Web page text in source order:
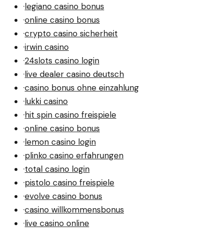
·legiano casino bonus
·online casino bonus
·crypto casino sicherheit
·irwin casino
·24slots casino login
·live dealer casino deutsch
·casino bonus ohne einzahlung
·lukki casino
·hit spin casino freispiele
·online casino bonus
·lemon casino login
·plinko casino erfahrungen
·total casino login
·pistolo casino freispiele
·evolve casino bonus
·casino willkommensbonus
·live casino online